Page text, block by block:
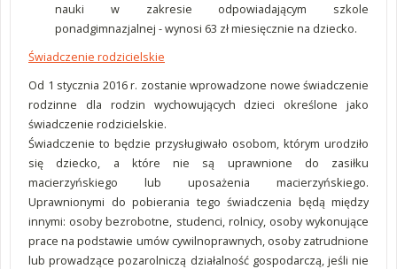
nauki w zakresie odpowiadającym szkole
ponadgimnazjalnej - wynosi 63 zł miesięcznie na dziecko.
Świadczenie rodzicielskie
Od 1 stycznia 2016 r. zostanie wprowadzone nowe świadczenie
rodzinne dla rodzin wychowujących dzieci określone jako
świadczenie rodzicielskie.
Świadczenie to będzie przysługiwało osobom, którym urodziło
się dziecko, a które nie są uprawnione do zasiłku
macierzyńskiego lub uposażenia macierzyńskiego.
Uprawnionymi do pobierania tego świadczenia będą między
innymi: osoby bezrobotne, studenci, rolnicy, osoby wykonujące
prace na podstawie umów cywilnoprawnych, osoby zatrudnione
lub prowadzące pozarolniczą działalność gospodarczą, jeśli nie